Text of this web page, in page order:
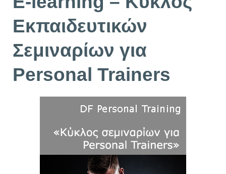
Εκπαιδευτικών
Σεμιναρίων για
Personal Trainers